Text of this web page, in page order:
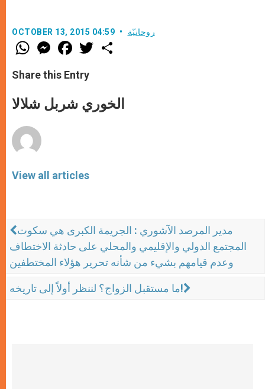
OCTOBER 13, 2015 04:59 روحانيّة
W
h
t
s
p
p
M
e
s
e
g
e
F
a
e
b
o
k
T
w
Share this Entry
الخوري شربل شلالا
View all articles
مدير المرصد الآشوري : الجريمة الكبرى هي سكوت
المجتمع الدولي والإقليمي والمحلي على حادثة الاختطاف
وعدم قيامهم بشيء من شأنه تحرير هؤلاء المختطفين
ما مستقبل الزواج؟ لننظر أولاً إلى تاريخه!